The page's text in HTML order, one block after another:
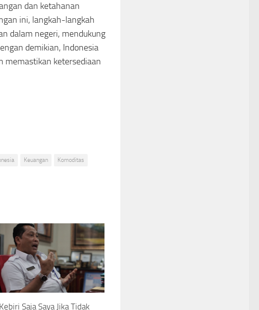
dan ketahanan
ini, langkah-langkah
dalam negeri, mendukung
demikian, Indonesia
memastikan ketersediaan
Keuangan
Komoditas
Kebiri Saja Saya Jika Tidak